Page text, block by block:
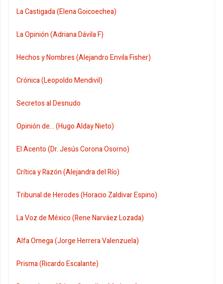
La Castigada (Elena Goicoechea)
La Opinión (Adriana Dávila F)
Hechos y Nombres (Alejandro Envila Fisher)
Crónica (Leopoldo Mendivil)
Secretos al Desnudo
Opinión de... (Hugo Alday Nieto)
El Acento (Dr. Jesús Corona Osorno)
Crítica y Razón (Alejandra del Río)
Tribunal de Herodes (Horacio Zaldivar Espino)
La Voz de México (Rene Narváez Lozada)
Alfa Omega (Jorge Herrera Valenzuela)
Prisma (Ricardo Escalante)